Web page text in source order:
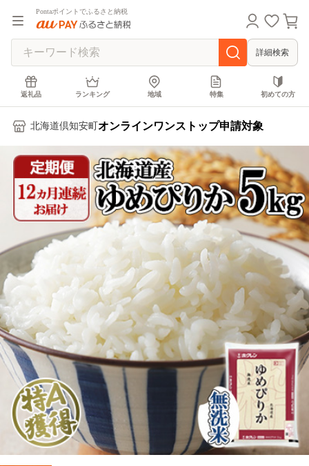
Pontaポイントでふるさと納税
詳細検索
返礼品 ランキング 地域 特集 初めての方
北海道倶知安町 オンラインワンストップ申請対象